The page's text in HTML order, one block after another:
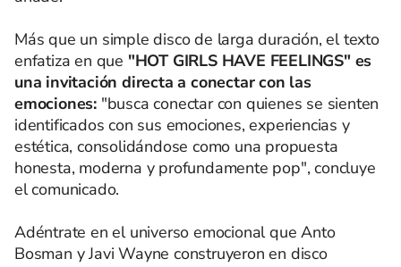
Más que un simple disco de larga duración, el texto
enfatiza en que "HOT GIRLS HAVE FEELINGS" es
una invitación directa a conectar con las
emociones: "busca conectar con quienes se sienten
identificados con sus emociones, experiencias y
estética, consolidándose como una propuesta
honesta, moderna y profundamente pop", concluye
el comunicado.
Adéntrate en el universo emocional que Anto
Bosman y Javi Wayne construyeron en disco